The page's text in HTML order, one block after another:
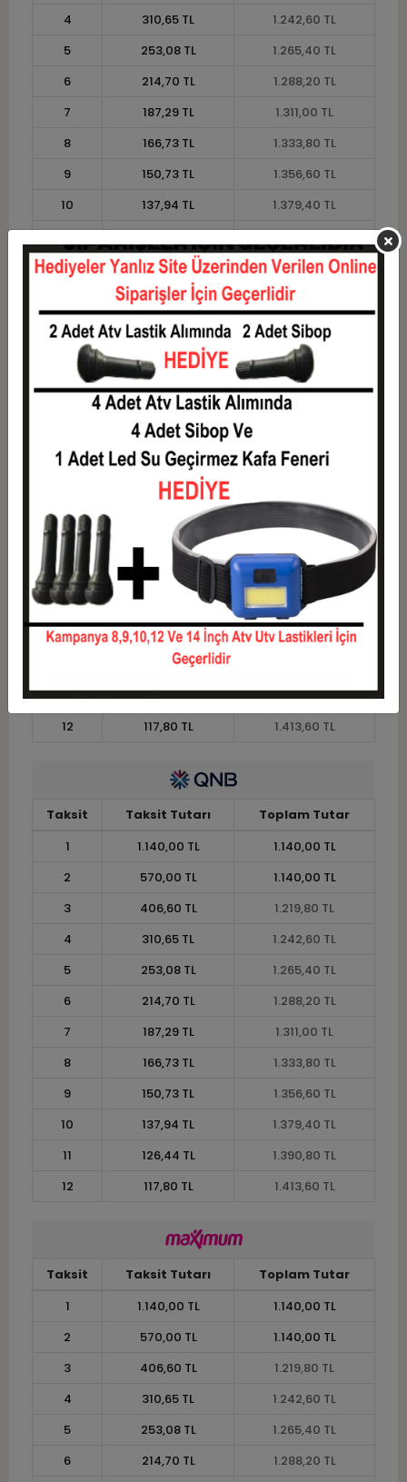
4
310,65 TL
1.242,60 TL
5
253,08 TL
1.265,40 TL
6
214,70 TL
1.288,20 TL
7
187,29 TL
1.311,00 TL
8
166,73 TL
1.333,80 TL
9
150,73 TL
1.356,60 TL
10
137,94 TL
1.379,40 TL
11
126,44 TL
1.390,80 TL
12
117,80 TL 1.413,60 TL
Taksit Taksit Tutarı
Toplam Tutar
1
1.140,00 TL
1.140,00 TL
406,60 TL
1.219,80 TL
310,65 TL
5
253,08 TL
1.265,40 TL
6
214,70 TL
1.288,20 TL
7
187,29 TL
1.311,00 TL
8
166,73 TL
1.333,80 TL
9
150,73 TL
1.356,60 TL
137,94 TL
11
126,44 TL
1.390,80 TL
12
117,80 TL 1.413,60 TL
Taksit Taksit Tutarı
Toplam Tutar
1
1.140,00 TL
1.140,00 TL
2
570,00 TL
1.140,00 TL
3
406,60 TL
1.219,80 TL
4
310,65 TL
1.242,60 TL
5
253,08 TL
1.265,40 TL
6
214,70 TL
1.288,20 TL
7
187,29 TL
1.311,00 TL
8
166,73 TL
1.333,80 TL
9
150,73 TL
1.356,60 TL
10
137,94 TL
1.379,40 TL
11
126,44 TL
1.390,80 TL
12
117,80 TL 1.413,60 TL
Taksit Taksit Tutarı
Toplam Tutar
1
1.140,00 TL
1.140,00 TL
2
570,00 TL
1.140,00 TL
3
406,60 TL
1.219,80 TL
4
310,65 TL
1.242,60 TL
5
253,08 TL
1.265,40 TL
6
214,70 TL 1.288,20 TL